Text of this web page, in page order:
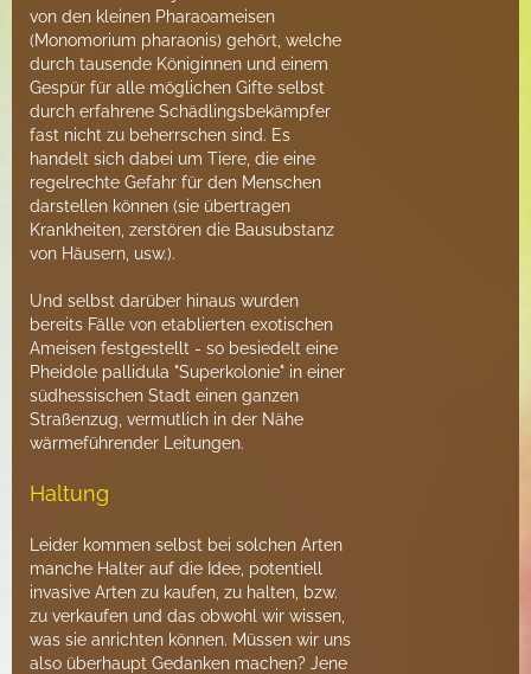
von den kleinen Pharaoameisen
(Monomorium pharaonis) gehört, welche
durch tausende Königinnen und einem
Gespür für alle möglichen Gifte selbst
durch erfahrene Schädlingsbekämpfer
fast nicht zu beherrschen sind. Es
handelt sich dabei um Tiere, die eine
regelrechte Gefahr für den Menschen
darstellen können (sie übertragen
Krankheiten, zerstören die Bausubstanz
von Häusern, usw.).
Und selbst darüber hinaus wurden
bereits Fälle von etablierten exotischen
Ameisen festgestellt - so besiedelt eine
Pheidole pallidula "Superkolonie" in einer
südhessischen Stadt einen ganzen
Straßenzug, vermutlich in der Nähe
wärmeführender Leitungen.
Haltung
Leider kommen selbst bei solchen Arten
manche Halter auf die Idee, potentiell
invasive Arten zu kaufen, zu halten, bzw.
zu verkaufen und das obwohl wir wissen,
was sie anrichten können. Müssen wir uns
also überhaupt Gedanken machen? Jene